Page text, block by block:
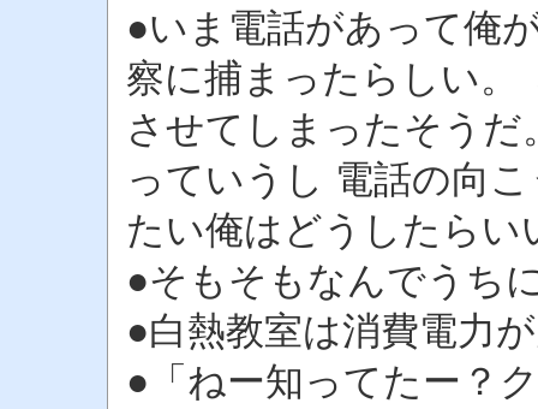
●いま電話があって俺
察に捕まったらしい。
させてしまったそう
っていうし 電話の向
たい俺はどうしたらい
●そもそもなんでうち
●白熱教室は消費電力
●「ねー知ってたー？